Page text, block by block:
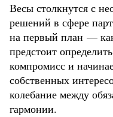
Весы столкнутся с
решений в сфере
на первый план —
предстоит
компромисс и
собственных
колебание между
гармонии.